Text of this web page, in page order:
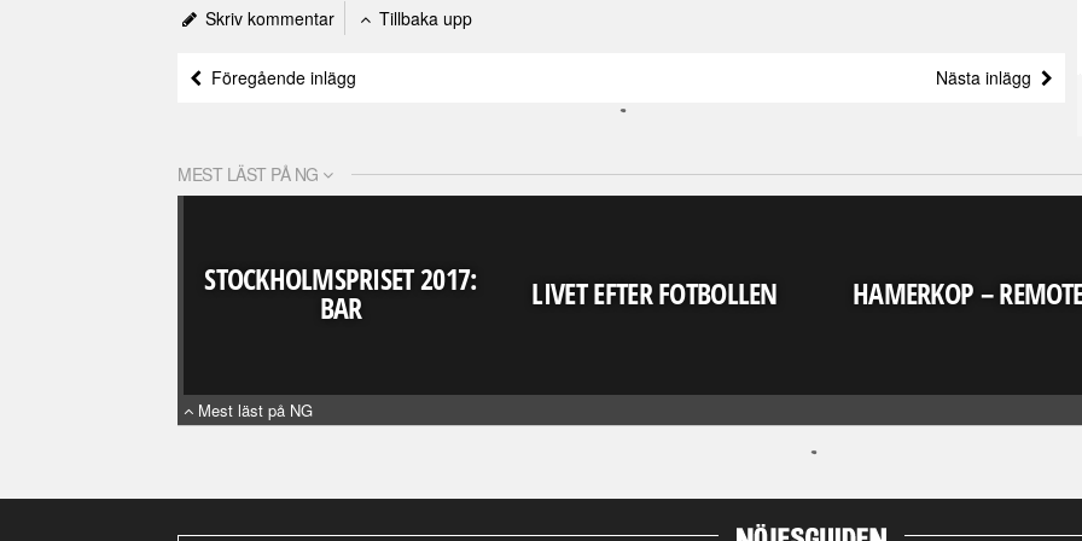
Skriv kommentar Tillbaka upp
Föregående inlägg Nästa inlägg
MEST LÄST PÅ NG
STOCKHOLMSPRISET 2017:
BAR LIVET EFTER FOTBOLLEN HAMERKOP –
Mest läst på NG